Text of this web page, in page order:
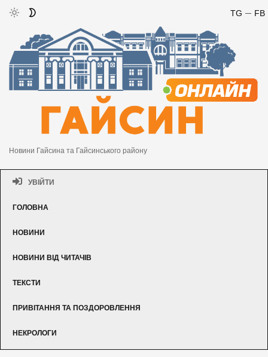
FB
TG
Новини Гайсина та Гайсинського району
УВІЙТИ
ГОЛОВНА
НОВИНИ
НОВИНИ ВІД ЧИТАЧІВ
ТЕКСТИ
ПРИВІТАННЯ ТА ПОЗДОРОВЛЕННЯ
НЕКРОЛОГИ